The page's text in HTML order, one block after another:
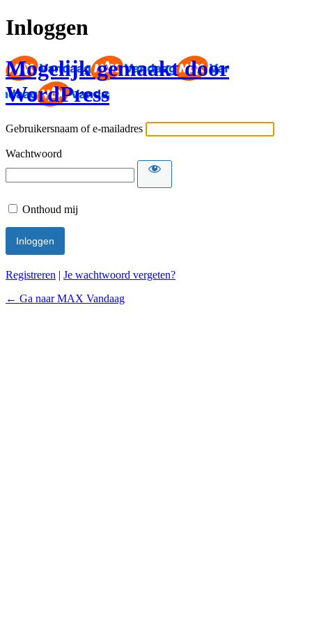
Inloggen
Mogelijk gemaakt door
WordPress
Gebruikersnaam of e-mailadres
Wachtwoord
Onthoud mij
Registreren | Je wachtwoord vergeten?
← Ga naar MAX Vandaag